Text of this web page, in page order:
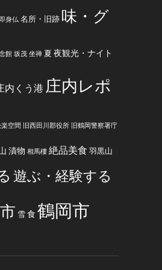
即身仏 名所・旧跡 味・グ
館 坂茂 坐禅 夏 夜観光・ナイト
内くう港 庄内レポ
楽空間 旧西田川郡役所 旧鶴岡警察署庁
漬物 相馬樓 絶品美食 羽黒山
遊ぶ・経験する
雪 食 鶴岡市